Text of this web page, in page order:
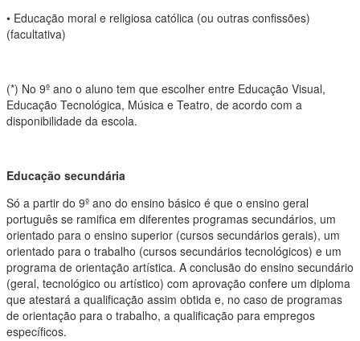
• Educação moral e religiosa católica (ou outras confissões)
(facultativa)
(*) No 9º ano o aluno tem que escolher entre Educação Visual,
Educação Tecnológica, Música e Teatro, de acordo com a
disponibilidade da escola.
Educação secundária
Só a partir do 9º ano do ensino básico é que o ensino geral
português se ramifica em diferentes programas secundários, um
orientado para o ensino superior (cursos secundários gerais), um
orientado para o trabalho (cursos secundários tecnológicos) e um
programa de orientação artística. A conclusão do ensino secundário
(geral, tecnológico ou artístico) com aprovação confere um diploma
que atestará a qualificação assim obtida e, no caso de programas
de orientação para o trabalho, a qualificação para empregos
específicos.